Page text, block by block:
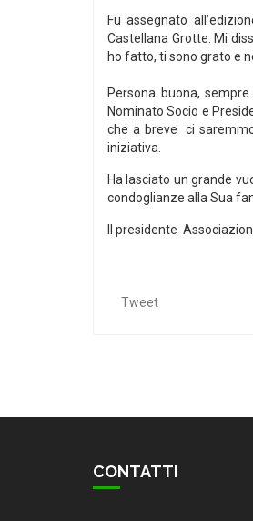
Fu assegnato
Castellana Grotte. Mi
ho fatto, ti sono grato e
Persona buona,
Nominato Socio e
che a breve ci
iniziativa.
Ha lasciato un grande
condoglianze alla Sua
Il presidente
Tweet
CONTATTI